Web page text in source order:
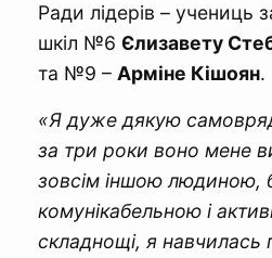
Ради лідерів – учениць
шкіл №6 Єлизавету
та №9 – Арміне Кішоян.
«Я дуже дякую
за три роки воно мене
зовсім іншою людиною,
комунікабельною і
складнощі, я навчилась